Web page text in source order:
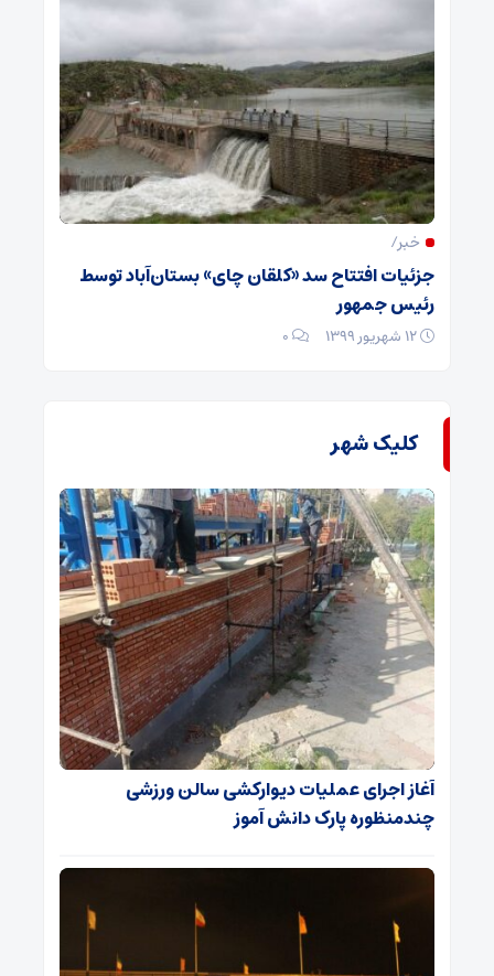
خبر/
جزئیات افتتاح سد «کلقان چای» بستان‌آباد توسط
رئیس جمهور
۰
کلیک شهر
آغاز اجرای عملیات دیوارکشی سالن ورزشی
چندمنظوره پارک دانش آموز